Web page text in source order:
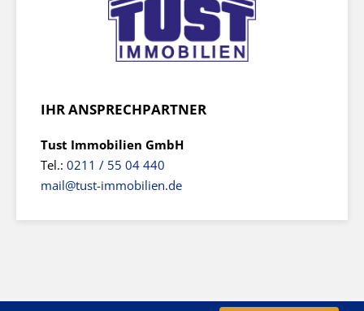
IHR ANSPRECHPARTNER
Tust Immobilien GmbH
Tel.: 0211 / 55 04 440
mail@tust-immobilien.de